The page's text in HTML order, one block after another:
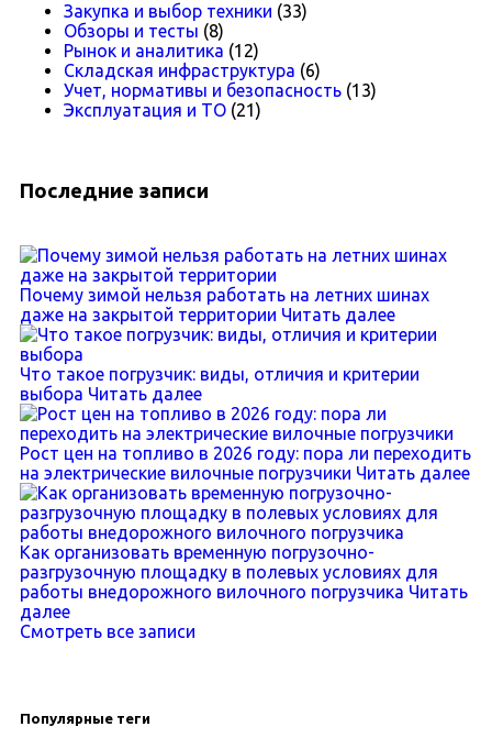
Закупка и выбор техники (33)
Обзоры и тесты (8)
Рынок и аналитика (12)
Складская инфраструктура (6)
Учет, нормативы и безопасность (13)
Эксплуатация и ТО (21)
Последние записи
Почему зимой нельзя работать на летних шинах
даже на закрытой территории Читать далее
Что такое погрузчик: виды, отличия и критерии
выбора Читать далее
Рост цен на топливо в 2026 году: пора ли переходить
на электрические вилочные погрузчики Читать далее
Как организовать временную погрузочно-
разгрузочную площадку в полевых условиях для
работы внедорожного вилочного погрузчика Читать
далее
Смотреть все записи
Популярные теги